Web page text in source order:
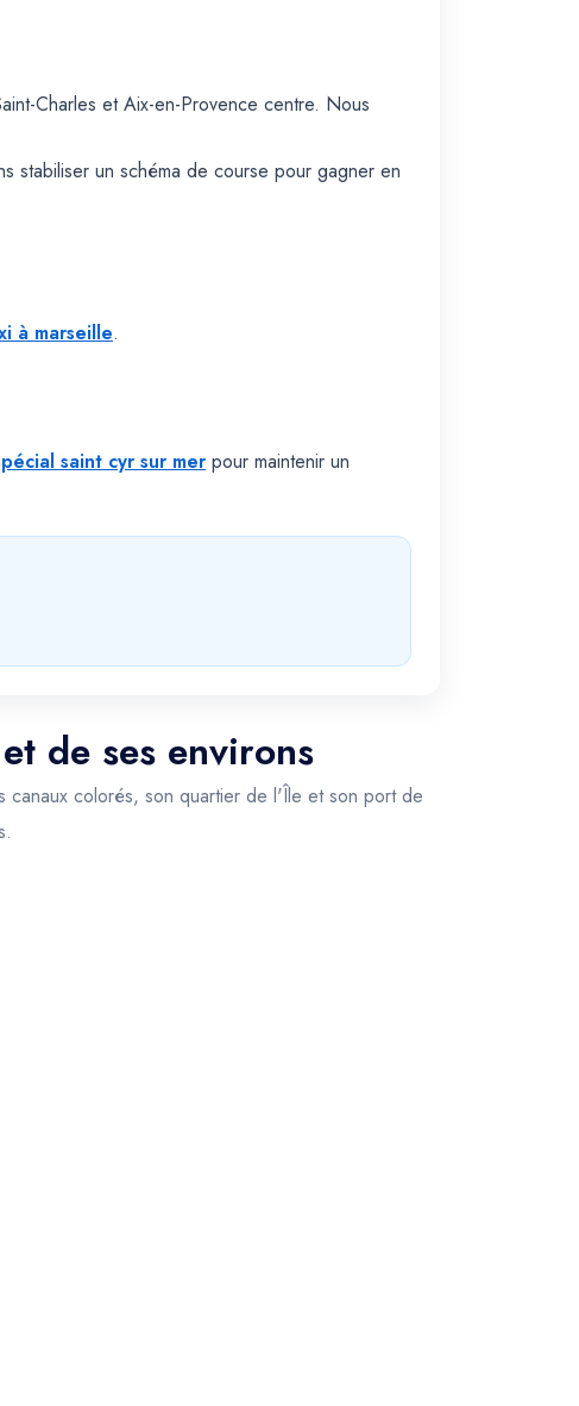
Charles et Aix-en-Provence centre. Nous
stabiliser un schéma de course pour gagner en
à marseille.
saint cyr sur mer pour maintenir un
de ses environs
colorés, son quartier de l'Île et son port de